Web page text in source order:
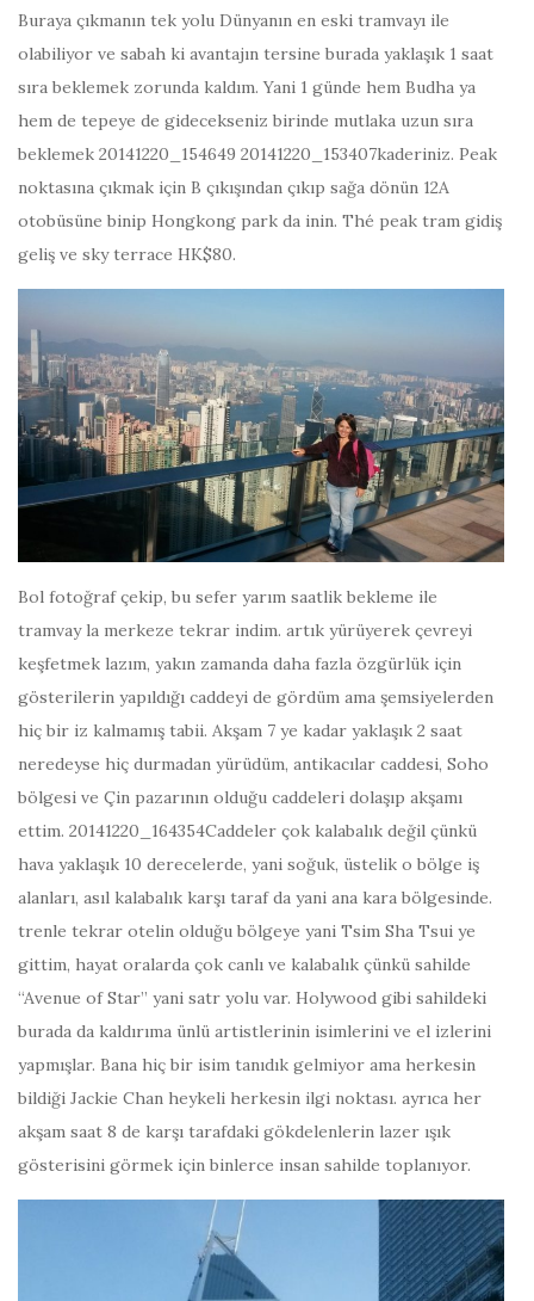
Buraya çıkmanın tek yolu Dünyanın en eski tramvayı ile
olabiliyor ve sabah ki avantajın tersine burada yaklaşık 1 saat
sıra beklemek zorunda kaldım. Yani 1 günde hem Budha ya
hem de tepeye de gidecekseniz birinde mutlaka uzun sıra
beklemek 20141220_154649 20141220_153407kaderiniz. Peak
noktasına çıkmak için B çıkışından çıkıp sağa dönün 12A
otobüsüne binip Hongkong park da inin. Thé peak tram gidiş
geliş ve sky terrace HK$80.
Bol fotoğraf çekip, bu sefer yarım saatlik bekleme ile
tramvay la merkeze tekrar indim. artık yürüyerek çevreyi
keşfetmek lazım, yakın zamanda daha fazla özgürlük için
gösterilerin yapıldığı caddeyi de gördüm ama şemsiyelerden
hiç bir iz kalmamış tabii. Akşam 7 ye kadar yaklaşık 2 saat
neredeyse hiç durmadan yürüdüm, antikacılar caddesi, Soho
bölgesi ve Çin pazarının olduğu caddeleri dolaşıp akşamı
ettim. 20141220_164354Caddeler çok kalabalık değil çünkü
hava yaklaşık 10 derecelerde, yani soğuk, üstelik o bölge iş
alanları, asıl kalabalık karşı taraf da yani ana kara bölgesinde.
trenle tekrar otelin olduğu bölgeye yani Tsim Sha Tsui ye
gittim, hayat oralarda çok canlı ve kalabalık çünkü sahilde
“Avenue of Star” yani satr yolu var. Holywood gibi sahildeki
burada da kaldırıma ünlü artistlerinin isimlerini ve el izlerini
yapmışlar. Bana hiç bir isim tanıdık gelmiyor ama herkesin
bildiği Jackie Chan heykeli herkesin ilgi noktası. ayrıca her
akşam saat 8 de karşı tarafdaki gökdelenlerin lazer ışık
gösterisini görmek için binlerce insan sahilde toplanıyor.